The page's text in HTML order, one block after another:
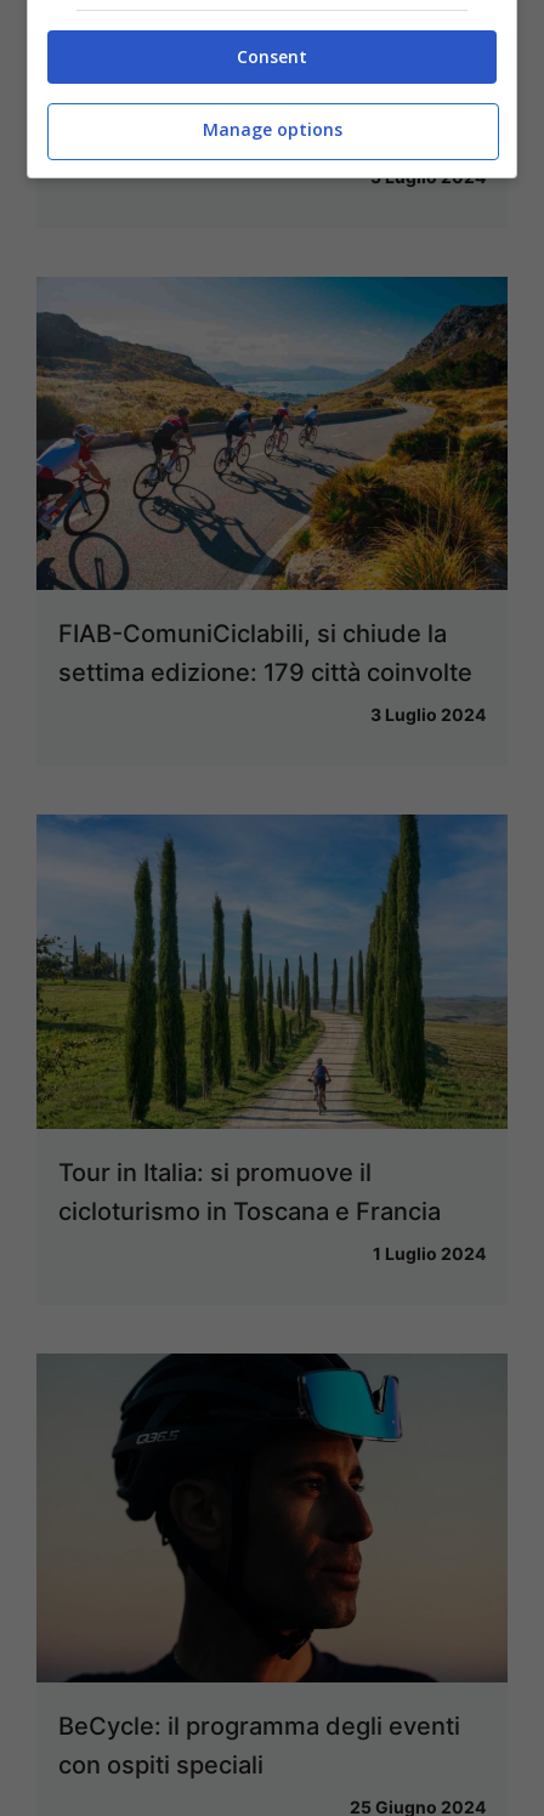
di EuroVelo 7
5 Luglio 2024
FIAB-ComuniCiclabili, si chiude la
settima edizione: 179 città coinvolte
3 Luglio 2024
Tour in Italia: si promuove il
cicloturismo in Toscana e Francia
1 Luglio 2024
BeCycle: il programma degli eventi
con ospiti speciali
25 Giugno 2024
Consent
Manage options